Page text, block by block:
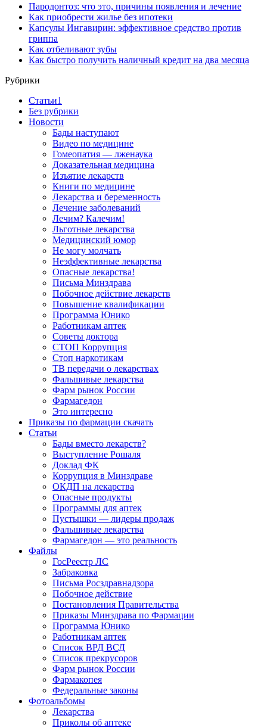
Пародонтоз: что это, причины появления и лечение
Как приобрести жилье без ипотеки
Капсулы Ингавирин: эффективное средство против
гриппа
Как отбеливают зубы
Как быстро получить наличный кредит на два месяца
Рубрики
Cтатьи1
Без рубрики
Новости
Бады наступают
Видео по медицине
Гомеопатия — лженаука
Доказательная медицина
Изъятие лекарств
Книги по медицине
Лекарства и беременность
Лечение заболеваний
Лечим? Калечим!
Льготные лекарства
Медицинский юмор
Не могу молчать
Неэффективные лекарства
Опасные лекарства!
Письма Минздрава
Побочное действие лекарств
Повышение квалификации
Программа Юнико
Работникам аптек
Советы доктора
СТОП Коррупция
Стоп наркотикам
ТВ передачи о лекарствах
Фальшивые лекарства
Фарм рынок России
Фармагедон
Это интересно
Приказы по фармации скачать
Статьи
Бады вместо лекарств?
Выступление Рошаля
Доклад ФК
Коррупция в Минздраве
ОКДП на лекарства
Опасные продукты
Программы для аптек
Пустышки — лидеры продаж
Фальшивые лекарства
Фармагедон — это реальность
Файлы
ГосРеестр ЛС
Забраковка
Письма Росздравнадзора
Побочное действие
Постановления Правительства
Приказы Минздрава по Фармации
Программа Юнико
Работникам аптек
Список ВРД ВСД
Список прекрусоров
Фарм рынок России
Фармакопея
Федеральные законы
Фотоальбомы
Лекарства
Приколы об аптеке